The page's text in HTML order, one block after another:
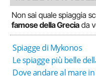
Non sai quale spiaggia
famose della Greciada
Spiagge di Mykonos
Le spiagge più belle
Dove andare al mare